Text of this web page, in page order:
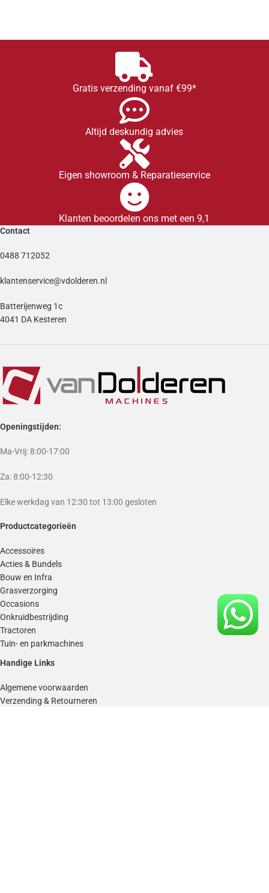
Gratis verzending vanaf €99*
Altijd deskundig advies
Eigen showroom & Reparatieservice
Klanten beoordelen ons met een 9,1
Contact
0488 712052
klantenservice@vdolderen.nl
Batterijenweg 1c
4041 DA Kesteren
Openingstijden:
Ma-Vrij: 8:00-17:00
Za: 8:00-12:30
Elke werkdag van 12:30 tot 13:00 gesloten
Productcategorieën
Accessoires
Acties & Bundels
Bouw en Infra
Grasverzorging
Occasions
Onkruidbestrijding
Tractoren
Tuin- en parkmachines
Handige Links
Algemene voorwaarden
Verzending & Retourneren